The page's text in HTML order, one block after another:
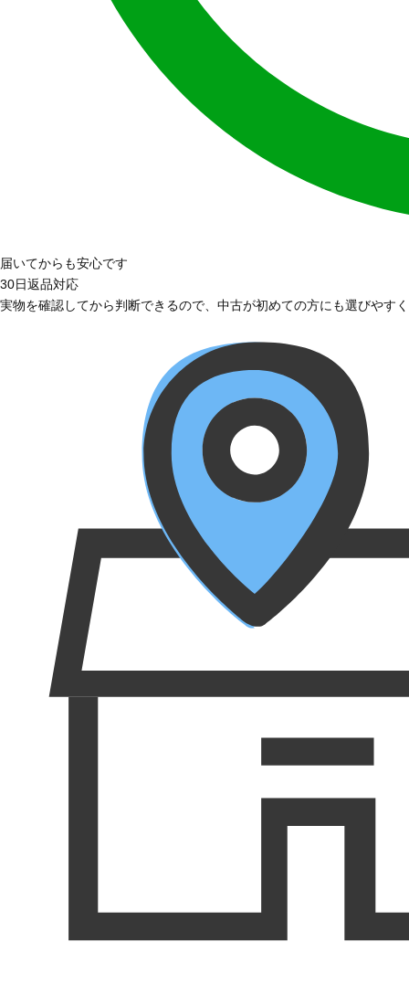
届いてからも安心です
30日返品対応
実物を確認してから判断できるので、中古が初めての方にも選びやす